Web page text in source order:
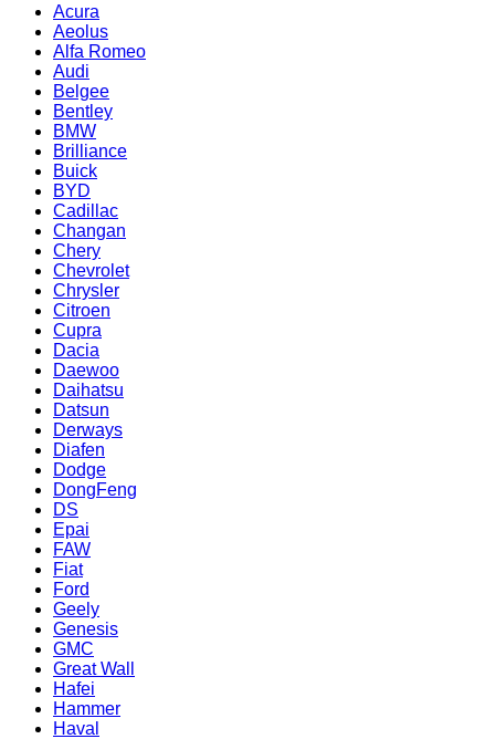
Acura
Aeolus
Alfa Romeo
Audi
Belgee
Bentley
BMW
Brilliance
Buick
BYD
Cadillac
Changan
Chery
Chevrolet
Chrysler
Citroen
Cupra
Dacia
Daewoo
Daihatsu
Datsun
Derways
Diafen
Dodge
DongFeng
DS
Epai
FAW
Fiat
Ford
Geely
Genesis
GMC
Great Wall
Hafei
Hammer
Haval